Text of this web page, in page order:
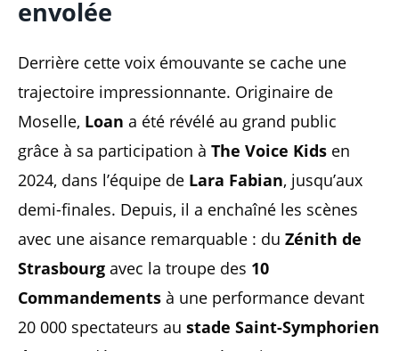
envolée
Derrière cette voix émouvante se cache une
trajectoire impressionnante. Originaire de
Moselle, Loan a été révélé au grand public
grâce à sa participation à The Voice Kids en
2024, dans l’équipe de Lara Fabian, jusqu’aux
demi-finales. Depuis, il a enchaîné les scènes
avec une aisance remarquable : du Zénith de
Strasbourg avec la troupe des 10
Commandements à une performance devant
20 000 spectateurs au stade Saint-Symphorien